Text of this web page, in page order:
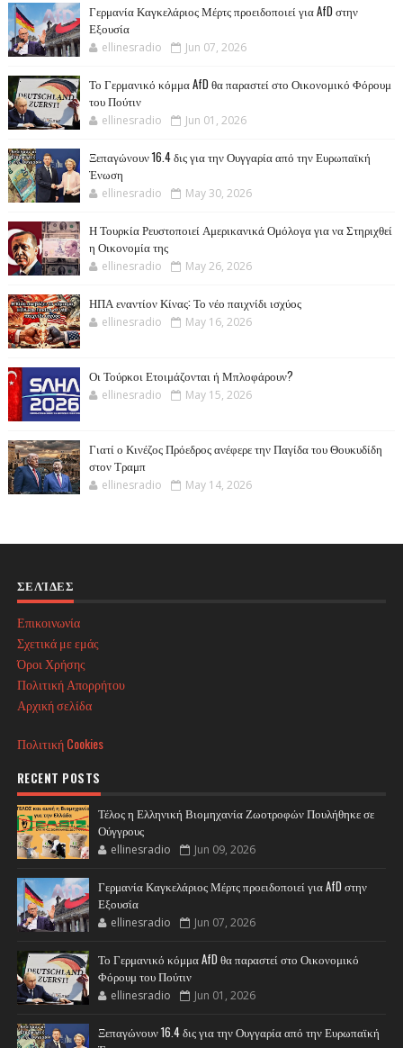
Γερμανία Καγκελάριος Μέρτς προειδοποιεί για AfD στην
Εξουσία
ellinesradio Jun 07, 2026
Το Γερμανικό κόμμα AfD θα παραστεί στο Οικονομικό Φόρουμ
του Πούτιν
ellinesradio Jun 01, 2026
Ξεπαγώνουν 16.4 δις για την Ουγγαρία από την Ευρωπαϊκή
Ένωση
ellinesradio May 30, 2026
Η Τουρκία Ρευστοποιεί Αμερικανικά Ομόλογα για να Στηριχθεί
η Οικονομία της
ellinesradio May 26, 2026
ΗΠΑ εναντίον Κίνας: Το νέο παιχνίδι ισχύος
ellinesradio May 16, 2026
Οι Τούρκοι Ετοιμάζονται ή Μπλοφάρουν?
ellinesradio May 15, 2026
Γιατί ο Κινέζος Πρόεδρος ανέφερε την Παγίδα του Θουκυδίδη
στον Τραμπ
ellinesradio May 14, 2026
ΣΕΛΊΔΕΣ
Επικοινωνία
Σχετικά με εμάς
Όροι Χρήσης
Πολιτική Απορρήτου
Αρχική σελίδα
Πολιτική Cookies
RECENT POSTS
Τέλος η Ελληνική Βιομηχανία Ζωοτροφών Πουλήθηκε σε
Ούγγρους
ellinesradio Jun 09, 2026
Γερμανία Καγκελάριος Μέρτς προειδοποιεί για AfD στην
Εξουσία
ellinesradio Jun 07, 2026
Το Γερμανικό κόμμα AfD θα παραστεί στο Οικονομικό
Φόρουμ του Πούτιν
ellinesradio Jun 01, 2026
Ξεπαγώνουν 16.4 δις για την Ουγγαρία από την Ευρωπαϊκή